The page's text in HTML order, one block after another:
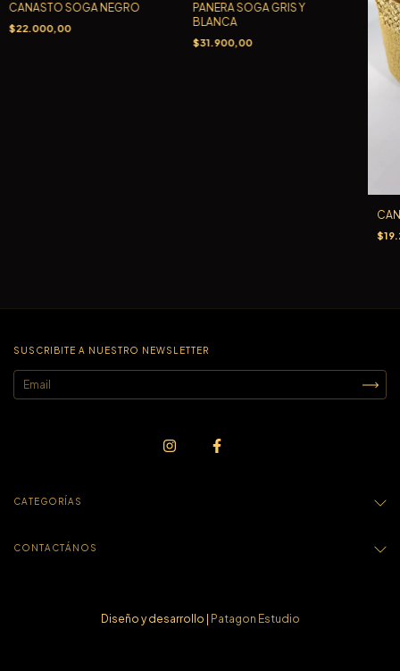
CANASTO SOGA NEGRO
$22.000,00
PANERA SOGA GRIS Y
BLANCA
$31.900,00
SUSCRIBITE A NUESTRO NEWSLETTER
CATEGORÍAS
CONTACTÁNOS
Diseño y desarrollo | Patagon Estudio